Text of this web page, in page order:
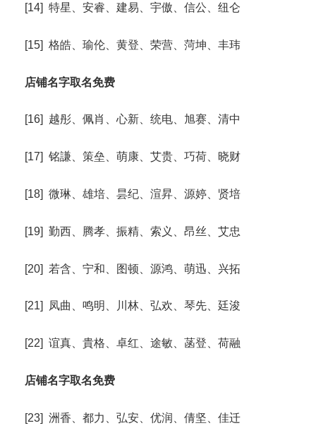
[14] 特星、安睿、建易、宇傲、信公、纽仑
[15] 格皓、瑜伦、黄登、荣营、菏坤、丰玮
店铺名字取名免费
[16] 越彤、佩肖、心新、统电、旭赛、清中
[17] 铭謙、策垒、萌康、艾贵、巧荷、晓财
[18] 微琳、雄培、昙纪、渲昇、源婷、贤培
[19] 勤西、腾孝、振精、索义、昂丝、艾忠
[20] 若含、宁和、图顿、源鸿、萌迅、兴拓
[21] 凤曲、鸣明、川林、弘欢、琴先、廷浚
[22] 谊真、貴格、卓红、途敏、菡登、荷融
店铺名字取名免费
[23] 洲香、都力、弘安、优润、倩坚、佳迁